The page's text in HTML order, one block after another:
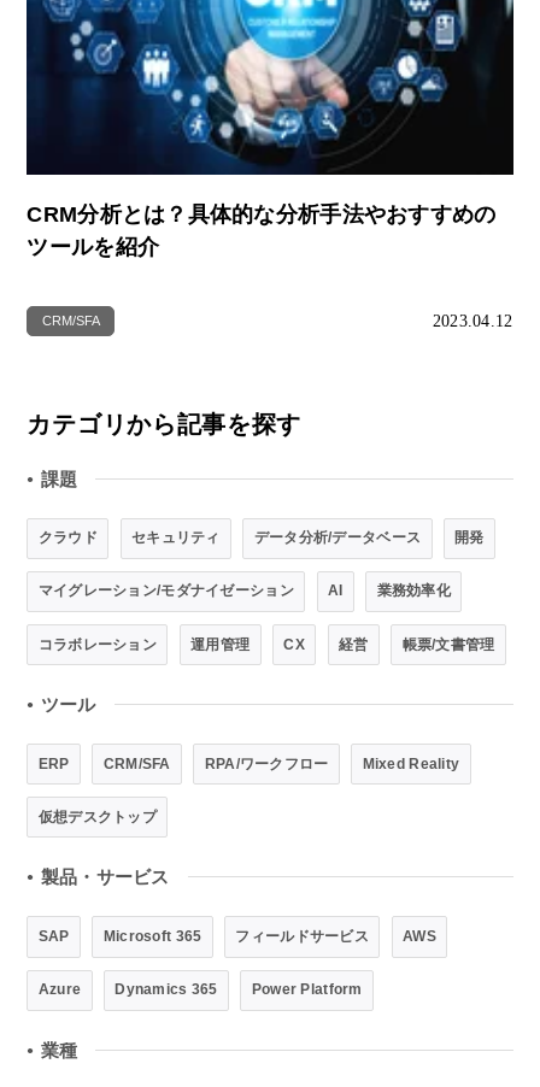
CRM分析とは？具体的な分析手法やおすすめの
ツールを紹介
CRM/SFA 2023.04.12
カテゴリから記事を探す
● 課題
クラウド セキュリティ データ分析/データベース 開発
マイグレーション/モダナイゼーション AI 業務効率化
コラボレーション 運用管理 CX 経営 帳票/文書管理
● ツール
ERP CRM/SFA RPA/ワークフロー Mixed Reality
仮想デスクトップ
● 製品・サービス
SAP Microsoft 365 フィールドサービス AWS
Azure Dynamics 365 Power Platform
● 業種